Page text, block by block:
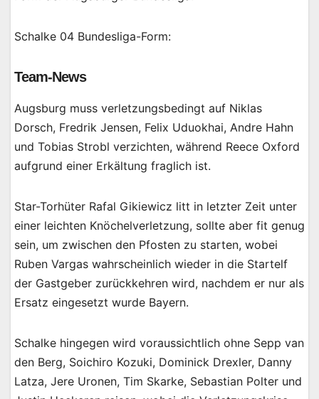
Schalke 04 Bundesliga-Form:
Team-News
Augsburg muss verletzungsbedingt auf Niklas
Dorsch, Fredrik Jensen, Felix Uduokhai, Andre Hahn
und Tobias Strobl verzichten, während Reece Oxford
aufgrund einer Erkältung fraglich ist.
Star-Torhüter Rafal Gikiewicz litt in letzter Zeit unter
einer leichten Knöchelverletzung, sollte aber fit genug
sein, um zwischen den Pfosten zu starten, wobei
Ruben Vargas wahrscheinlich wieder in die Startelf
der Gastgeber zurückkehren wird, nachdem er nur als
Ersatz eingesetzt wurde Bayern.
Schalke hingegen wird voraussichtlich ohne Sepp van
den Berg, Soichiro Kozuki, Dominick Drexler, Danny
Latza, Jere Uronen, Tim Skarke, Sebastian Polter und